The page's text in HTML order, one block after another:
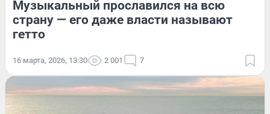
Музыкальный прославился на всю
страну — его даже власти называют
гетто
16 марта, 2026, 13:30 2 001 7